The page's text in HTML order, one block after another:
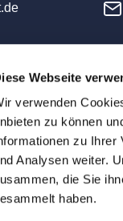
Webseite
verwenden
zu können
zu Ihrer
Analysen weiter.
die Sie
haben.
© 2026 Dolphin IT-
anders